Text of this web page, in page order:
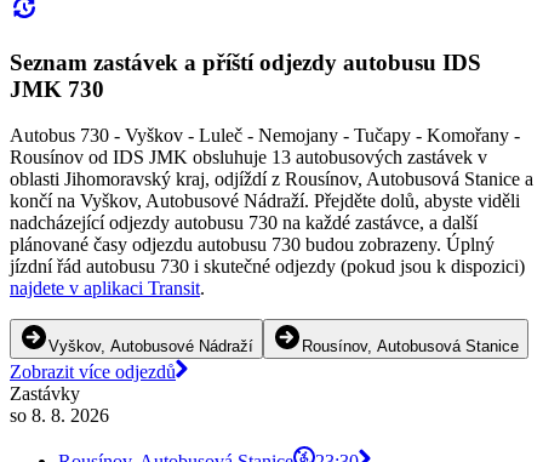
Seznam zastávek a příští odjezdy autobusu IDS
JMK 730
Autobus 730 - Vyškov - Luleč - Nemojany - Tučapy - Komořany -
Rousínov od IDS JMK obsluhuje 13 autobusových zastávek v
oblasti Jihomoravský kraj, odjíždí z Rousínov, Autobusová Stanice a
končí na Vyškov, Autobusové Nádraží. Přejděte dolů, abyste viděli
nadcházející odjezdy autobusu 730 na každé zastávce, a další
plánované časy odjezdu autobusu 730 budou zobrazeny. Úplný
jízdní řád autobusu 730 i skutečné odjezdy (pokud jsou k dispozici)
najdete v aplikaci Transit.
Vyškov, Autobusové Nádraží Rousínov, Autobusová Stanice
Zobrazit více odjezdů
Zastávky
so 8. 8. 2026